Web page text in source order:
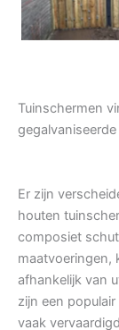
Tuinschermen
Er zijn
houten
composiet
maatvoeringen,
afhankelijk van
zijn een
vaak